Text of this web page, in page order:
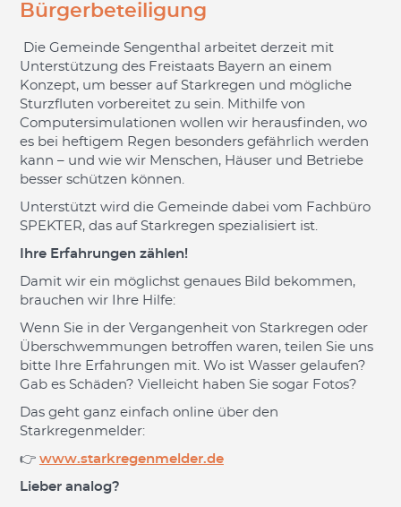
Bürgerbeteiligung
Die Gemeinde Sengenthal arbeitet derzeit mit
Unterstützung des Freistaats Bayern an einem
Konzept, um besser auf Starkregen und mögliche
Sturzfluten vorbereitet zu sein. Mithilfe von
Computersimulationen wollen wir herausfinden, wo
es bei heftigem Regen besonders gefährlich werden
kann – und wie wir Menschen, Häuser und Betriebe
besser schützen können.
Unterstützt wird die Gemeinde dabei vom Fachbüro
SPEKTER, das auf Starkregen spezialisiert ist.
Ihre Erfahrungen zählen!
Damit wir ein möglichst genaues Bild bekommen,
brauchen wir Ihre Hilfe:
Wenn Sie in der Vergangenheit von Starkregen oder
Überschwemmungen betroffen waren, teilen Sie uns
bitte Ihre Erfahrungen mit. Wo ist Wasser gelaufen?
Gab es Schäden? Vielleicht haben Sie sogar Fotos?
Das geht ganz einfach online über den
Starkregenmelder:
👉 www.starkregenmelder.de
Lieber analog?